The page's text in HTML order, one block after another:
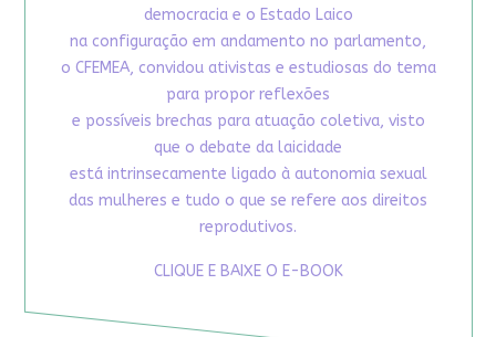
democracia e o Estado Laico
na configuração em andamento no parlamento,
o CFEMEA, convidou ativistas e estudiosas do tema
para propor reflexões
e possíveis brechas para atuação coletiva, visto
que o debate da laicidade
está intrinsecamente ligado à autonomia sexual
das mulheres e tudo o que se refere aos direitos
reprodutivos.
CLIQUE E BAIXE O E-BOOK